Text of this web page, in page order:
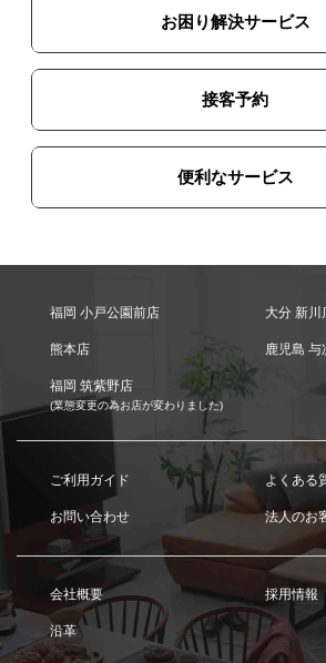
お困り解決サービス
接客予約
便利なサービス
福岡 小戸公園前店 大分 新川
熊本店 鹿児島 与
福岡 筑紫野店
(業態変更の為お店が変わりました)
ご利用ガイド よくある
お問い合わせ 法人のお
会社概要 採用情報
沿革